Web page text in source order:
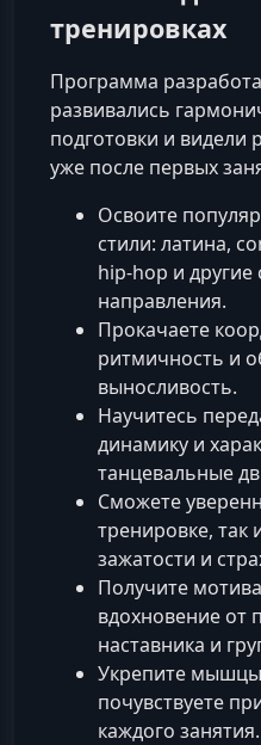
тренировках
Программа
развивались
подготовки и видели
уже после первых
Освоите
стили: латина,
hip‑hop и
направления.
Прокачаете
ритмичность и
выносливость.
Научитесь
динамику и
танцевальные
Сможете
тренировке, так
зажатости и
Получите
вдохновение от
наставника и
Укрепите
почувствуете
каждого занятия.